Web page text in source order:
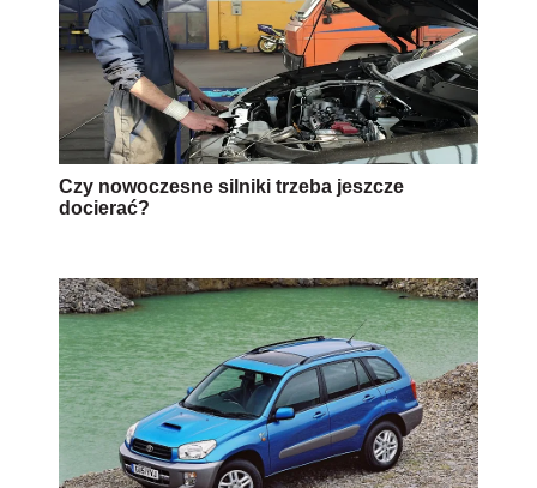
Czy nowoczesne silniki trzeba jeszcze
docierać?